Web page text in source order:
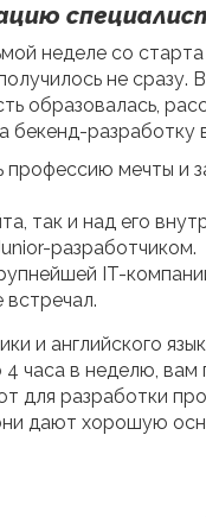
неделе со
не
образовалась,
разработку
профессию мечты и
так и над его
разработчиком.
IT-
встречал.
и английского
часа в неделю, вам
для разработки
дают хорошую